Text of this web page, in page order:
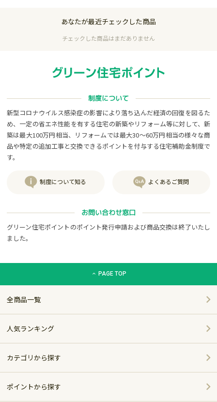
あなたが最近チェックした商品
チェックした商品はまだありません
制度について
新型コロナウイルス感染症の影響により落ち込んだ経済の回復を図るた
め、一定の省エネ性能を有する住宅の新築やリフォーム等に対して、新
築は最大100万円相当、リフォームでは最大30～60万円相当の様々な商
品や特定の追加工事と交換できるポイントを付与する住宅補助金制度で
す。
制度について知る よくあるご質問
お問い合わせ窓口
グリーン住宅ポイントのポイント発行申請および商品交換は終了いたし
ました。
グリーン住宅ポイント交換商品カタログサイト「エコdeギフ
PAGE TOP
全商品一覧
人気ランキング
カテゴリから探す
家電
ポイントから探す